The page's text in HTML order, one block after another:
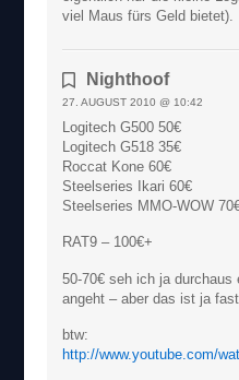
viel Maus fürs Geld bietet).
Nighthoof
27. AUGUST 2010 @ 10:42
Logitech G500 50€
Logitech G518 35€
Roccat Kone 60€
Steelseries Ikari 60€
Steelseries MMO-WOW
RAT9 – 100€+
50-70€ seh ich ja durchaus
angeht – aber das ist ja
btw:
http://www.youtube.com/